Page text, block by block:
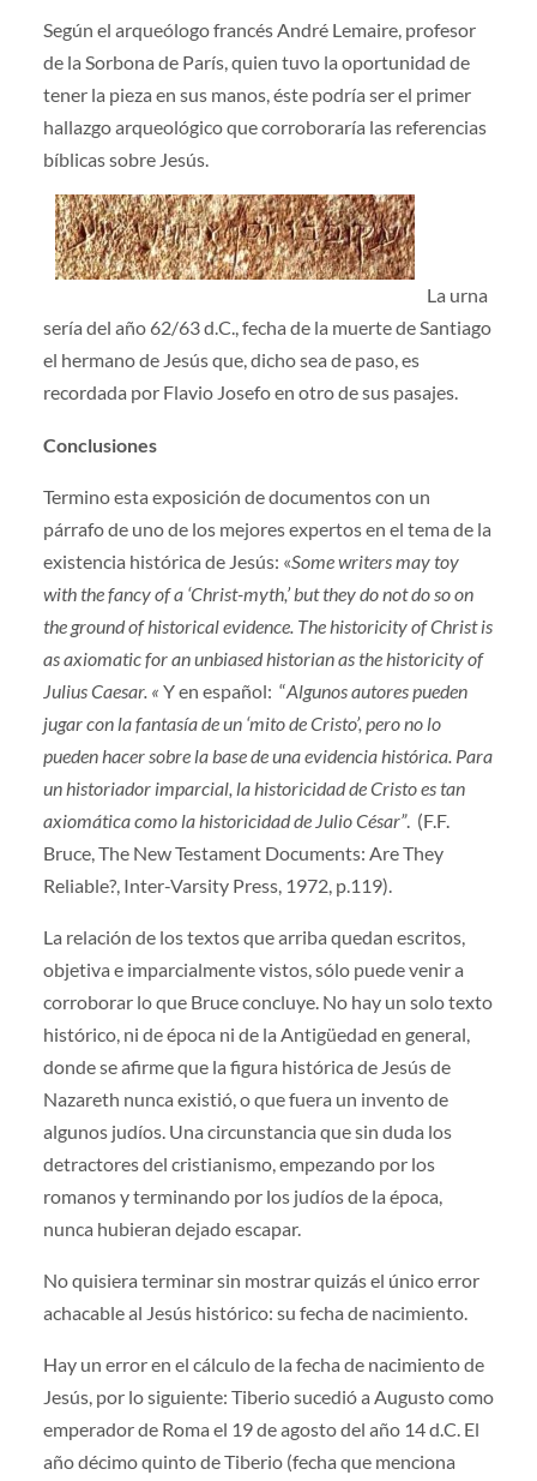
Según el arqueólogo francés André Lemaire, profesor
de la Sorbona de París, quien tuvo la oportunidad de
tener la pieza en sus manos, éste podría ser el primer
hallazgo arqueológico que corroboraría las referencias
bíblicas sobre Jesús.
La urna
sería del año 62/63 d.C., fecha de la muerte de Santiago
el hermano de Jesús que, dicho sea de paso, es
recordada por Flavio Josefo en otro de sus pasajes.
Conclusiones
Termino esta exposición de documentos con un
párrafo de uno de los mejores expertos en el tema de la
existencia histórica de Jesús: «Some writers may toy
with the fancy of a ‘Christ-myth,’ but they do not do so on
the ground of historical evidence. The historicity of Christ is
as axiomatic for an unbiased historian as the historicity of
Julius Caesar. « Y en español: “Algunos autores pueden
jugar con la fantasía de un ‘mito de Cristo’, pero no lo
pueden hacer sobre la base de una evidencia histórica. Para
un historiador imparcial, la historicidad de Cristo es tan
axiomática como la historicidad de Julio César”. (F.F.
Bruce, The New Testament Documents: Are They
Reliable?, Inter-Varsity Press, 1972, p.119).
La relación de los textos que arriba quedan escritos,
objetiva e imparcialmente vistos, sólo puede venir a
corroborar lo que Bruce concluye. No hay un solo texto
histórico, ni de época ni de la Antigüedad en general,
donde se afirme que la figura histórica de Jesús de
Nazareth nunca existió, o que fuera un invento de
algunos judíos. Una circunstancia que sin duda los
detractores del cristianismo, empezando por los
romanos y terminando por los judíos de la época,
nunca hubieran dejado escapar.
No quisiera terminar sin mostrar quizás el único error
achacable al Jesús histórico: su fecha de nacimiento.
Hay un error en el cálculo de la fecha de nacimiento de
Jesús, por lo siguiente: Tiberio sucedió a Augusto como
emperador de Roma el 19 de agosto del año 14 d.C. El
año décimo quinto de Tiberio (fecha que menciona